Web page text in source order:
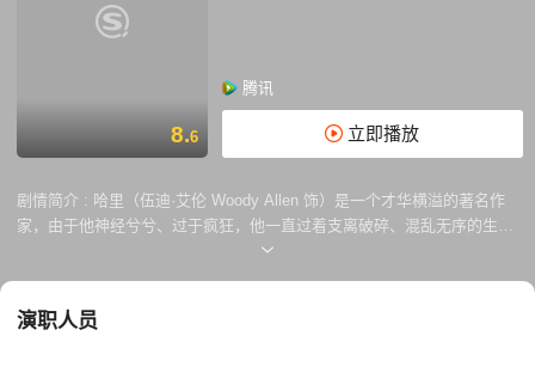
8.6
腾讯
立即播放
剧情简介 : 哈里（伍迪·艾伦 Woody Allen 饰）是一个才华横溢的著名作
家，由于他神经兮兮、过于疯狂，他一直过着支离破碎、混乱无序的生
活。他把身边的人和周围发生的事都写进自己的小说里，把自己和多名女
枯竭。在哈里的生活过得一团糟的时候，他被母校邀请回校接受名誉学
演职人员